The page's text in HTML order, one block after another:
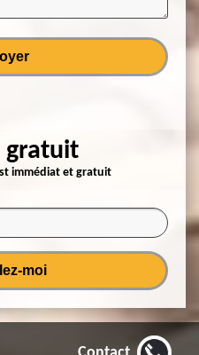
gratuit
immédiat et gratuit